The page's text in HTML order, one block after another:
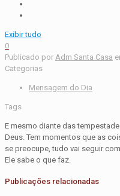
Exibir tudo
0
Publicado por Adm Santa Casa
Categorias
Mensagem do Dia
Tags
E mesmo diante das
Deus. Tem momentos que as
se preocupe, tudo vai seguir
Ele sabe o que faz.
Publicações relacionadas